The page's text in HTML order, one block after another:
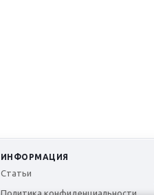
ИНФОРМАЦИЯ
Статьи
Политика конфиденциальности